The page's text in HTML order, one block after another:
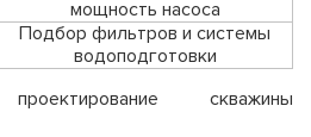
мощность насоса
Подбор фильтров и системы
водоподготовки
скважины